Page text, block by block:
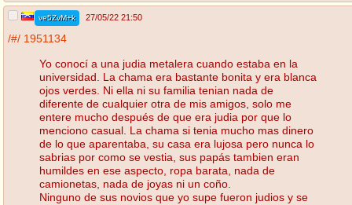
ve5ZvM+k 27/05/22 21:50
/#/ 1951134
Yo conocí a una judia metalera cuando estaba en la
universidad. La chama era bastante bonita y era blanca
ojos verdes. Ni ella ni su familia tenian nada de
diferente de cualquier otra de mis amigos, solo me
entere mucho después de que era judia por que lo
menciono casual. La chama si tenia mucho mas dinero
de lo que aparentaba, su casa era lujosa pero nunca lo
sabrias por como se vestia, sus papás tambien eran
humildes en ese aspecto, ropa barata, nada de
camionetas, nada de joyas ni un coño.
Ninguno de sus novios que yo supe fueron judios y se